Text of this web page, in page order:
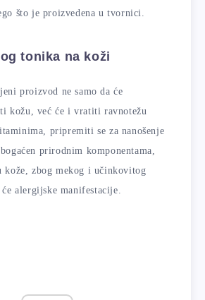
što je proizvedena u tvornici.
tonika na koži
proizvod ne samo da će
kožu, već će i vratiti ravnotežu
pripremiti se za nanošenje
prirodnim komponentama,
kože, zbog mekog i učinkovitog
alergijske manifestacije.